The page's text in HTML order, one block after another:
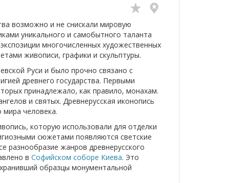
возможно и не снискали мировую
уникального и самобытного таланта
многочисленных художественных
живописи, графики и скульптуры.
Руси и было прочно связано с
древнего государства. Первыми
принадлежало, как правило, монахам.
и святых. Древнерусская иконопись
человека.
которую использовали для отделки
сюжетами появляются светские
разнообразие жанров древнерусского
в Софийском соборе Киева. Это
образцы монументальной